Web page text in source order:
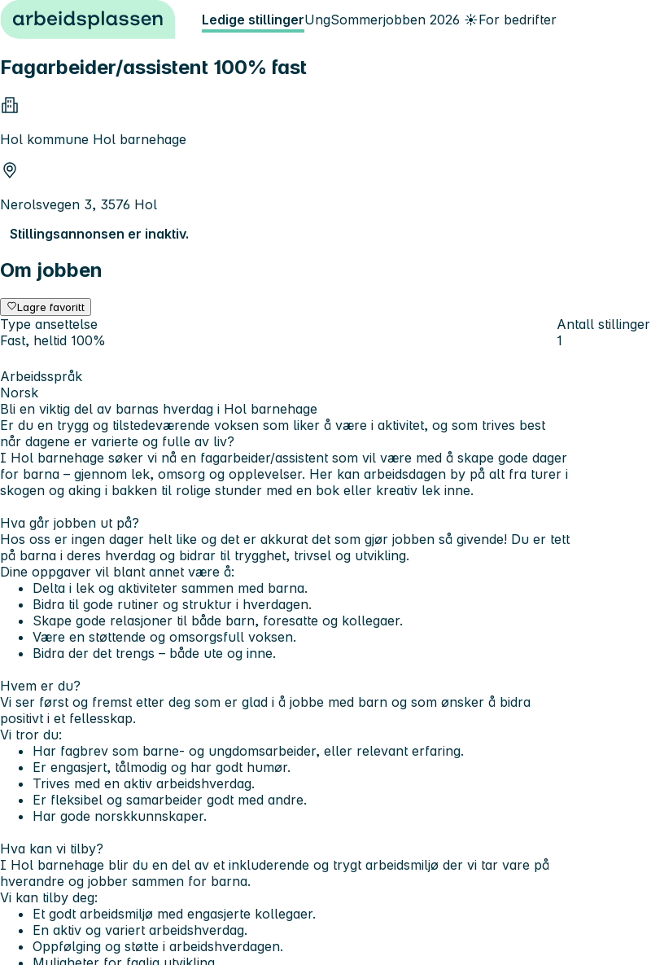
Hopp til innhold Ledige stillingerUngSommerjobben 2026 ☀️For bedrifter
Fagarbeider/assistent 100% fast
Hol kommune Hol barnehage
Nerolsvegen 3, 3576 Hol
Stillingsannonsen er inaktiv.
Om jobben
Lagre favoritt
Type ansettelse
Fast, heltid 100%
Antall stillinger
1
Arbeidsspråk
Norsk
Bli en viktig del av barnas hverdag i Hol barnehage
Er du en trygg og tilstedeværende voksen som liker å være i aktivitet, og som trives best
når dagene er varierte og fulle av liv?
I Hol barnehage søker vi nå en fagarbeider/assistent som vil være med å skape gode dager
for barna – gjennom lek, omsorg og opplevelser. Her kan arbeidsdagen by på alt fra turer i
skogen og aking i bakken til rolige stunder med en bok eller kreativ lek inne.
Hva går jobben ut på?
Hos oss er ingen dager helt like og det er akkurat det som gjør jobben så givende! Du er tett
på barna i deres hverdag og bidrar til trygghet, trivsel og utvikling.
Dine oppgaver vil blant annet være å:
Delta i lek og aktiviteter sammen med barna.
Bidra til gode rutiner og struktur i hverdagen.
Skape gode relasjoner til både barn, foresatte og kollegaer.
Være en støttende og omsorgsfull voksen.
Bidra der det trengs – både ute og inne.
Hvem er du?
Vi ser først og fremst etter deg som er glad i å jobbe med barn og som ønsker å bidra
positivt i et fellesskap.
Vi tror du:
Har fagbrev som barne- og ungdomsarbeider, eller relevant erfaring.
Er engasjert, tålmodig og har godt humør.
Trives med en aktiv arbeidshverdag.
Er fleksibel og samarbeider godt med andre.
Har gode norskkunnskaper.
Hva kan vi tilby?
I Hol barnehage blir du en del av et inkluderende og trygt arbeidsmiljø der vi tar vare på
hverandre og jobber sammen for barna.
Vi kan tilby deg:
Et godt arbeidsmiljø med engasjerte kollegaer.
En aktiv og variert arbeidshverdag.
Oppfølging og støtte i arbeidshverdagen.